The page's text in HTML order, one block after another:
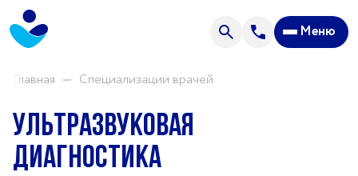
Меню
Анализы
Акции
Пациентам
О центре
Направления нашей деятельности
Главная Специализации врачей
Ультразвуковая
диагностика